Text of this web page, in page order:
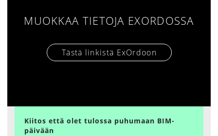
MUOKKAA TIETOJA EXORDOSSA
Tästä linkistä ExOrdoon
Kiitos että olet tulossa puhumaan BIM-
päivään